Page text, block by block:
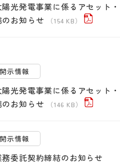
光発電事業に係るアセット・
お知らせ
（154 KB）
示情報
光発電事業に係るアセット・
お知らせ
（146 KB）
示情報
委託契約締結のお知らせ